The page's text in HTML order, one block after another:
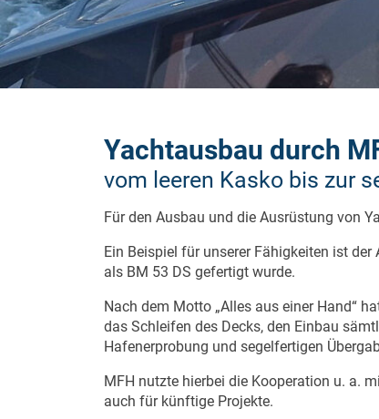
Yachtausbau durch
vom leeren Kasko bis zur
Für den Ausbau und die Ausrüstung von
Ein Beispiel für unserer Fähigkeiten ist
als BM 53 DS gefertigt wurde.
Nach dem Motto „Alles aus einer Hand“
das Schleifen des Decks, den Einbau
Hafenerprobung und segelfertigen
MFH nutzte hierbei die Kooperation u. a.
auch für künftige Projekte.